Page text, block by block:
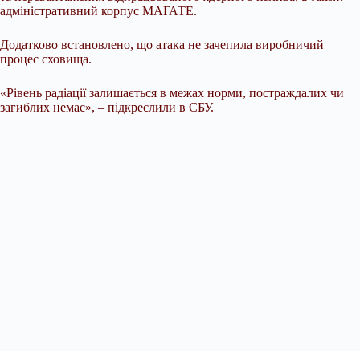
адміністративний корпус МАГАТЕ.
Додатково встановлено, що атака не зачепила виробничий
процес сховища.
«Рівень радіації залишається в межах норми, постраждалих чи
загиблих немає», – підкреслили в СБУ.